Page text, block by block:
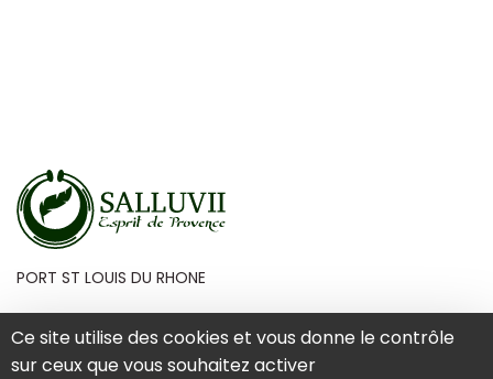
Ce site utilise des cookies et vous donne le contrôle
sur ceux que vous souhaitez activer
PORT ST LOUIS DU RHONE